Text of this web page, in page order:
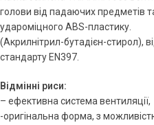
голови від падаючих предметів
удароміцного ABS-пластику.
(Акрилнітрил-бутадієн-стирол),
стандарту EN397.
Відмінні риси:
– ефективна система вентиляції,
-оригінальна форма, з